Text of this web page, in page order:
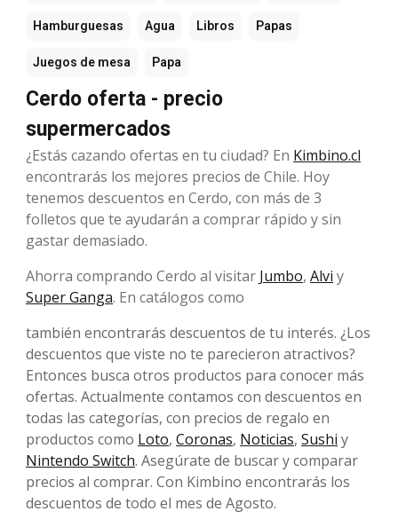
Hamburguesas Agua Libros Papas
Juegos de mesa Papa
Cerdo oferta - precio
supermercados
¿Estás cazando ofertas en tu ciudad? En Kimbino.cl
encontrarás los mejores precios de Chile. Hoy
tenemos descuentos en Cerdo, con más de 3
folletos que te ayudarán a comprar rápido y sin
gastar demasiado.
Ahorra comprando Cerdo al visitar Jumbo, Alvi y
Super Ganga. En catálogos como
también encontrarás descuentos de tu interés. ¿Los
descuentos que viste no te parecieron atractivos?
Entonces busca otros productos para conocer más
ofertas. Actualmente contamos con descuentos en
todas las categorías, con precios de regalo en
productos como Loto, Coronas, Noticias, Sushi y
Nintendo Switch. Asegúrate de buscar y comparar
precios al comprar. Con Kimbino encontrarás los
descuentos de todo el mes de Agosto.